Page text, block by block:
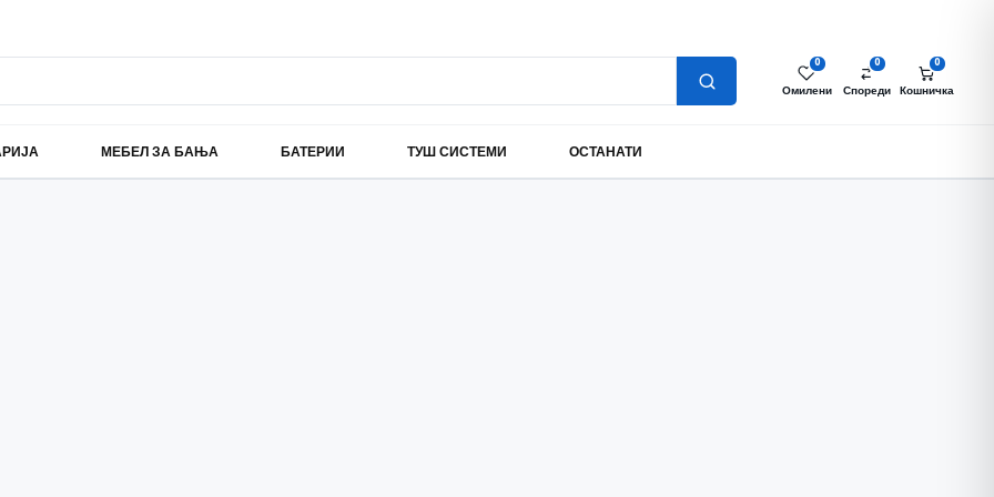
0
Омилени
0
Спореди
0
Кошничка
МЕБЕЛ ЗА БАЊА БАТЕРИИ ТУШ СИСТЕМИ ОСТАНАТИ